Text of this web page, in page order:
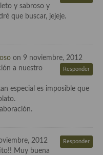
y sabroso y
que buscar, jejeje.
on 9 noviembre, 2012
Responder
a nuestro
especial es imposible que
2012 Responder
Muy buena